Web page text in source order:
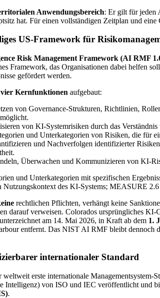
Anwendungsbereich: Er gilt für jeden
hat. Für einen vollständigen Zeitplan und eine
US-Framework für
Risk Management Framework (AI RMF
Framework, das Organisationen dabei helfen
gefördert werden.
vier Kernfunktionen aufgebaut:
von Governance-Strukturen, Richtlinien,
von KI-Systemrisiken durch das
und Unterkategorien von Risiken, die für
und Nachverfolgen identifizierter
Überwachen und Kommunizieren von KI-
und Unterkategorien mit spezifischen
des KI-Systems; MEASURE 2.6
rechtlichen Pflichten, verhängt keine
darauf verweisen. Colorados ursprüngliches
am 14. Mai 2026, in Kraft ab dem 1.
entfernt. Das NIST AI RMF bleibt dennoch
internationaler Standard
weltweit erste internationale
Intelligenz) von ISO und IEC veröffentlicht und
.